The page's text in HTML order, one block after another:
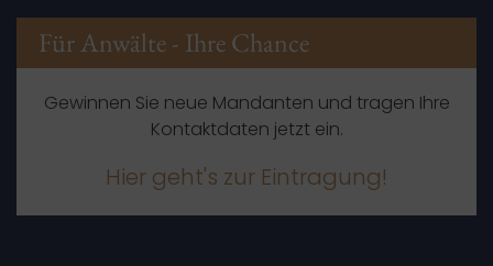
Für Anwälte - Ihre Chance
Gewinnen Sie neue Mandanten und tragen Ihre
Kontaktdaten jetzt ein.
Hier geht's zur Eintragung!